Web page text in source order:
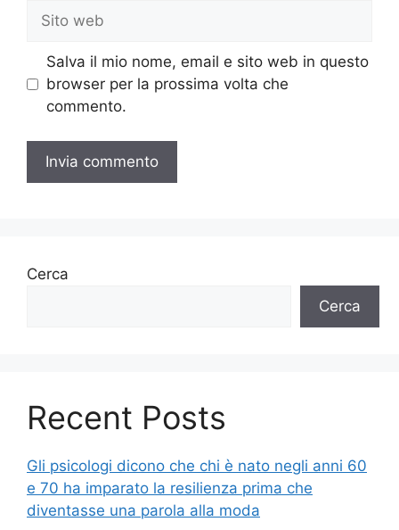
Sito
web
Salva il mio nome, email e sito web in questo
browser per la prossima volta che
commento.
Cerca
Cerca
Recent Posts
Gli psicologi dicono che chi è nato negli anni 60
e 70 ha imparato la resilienza prima che
diventasse una parola alla moda